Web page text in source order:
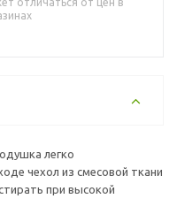
легко
чехол из смесовой ткани
при высокой